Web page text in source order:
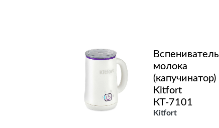
Вспениватель
молока
(капучинатор)
Kitfort
КТ-7101
Kitfort